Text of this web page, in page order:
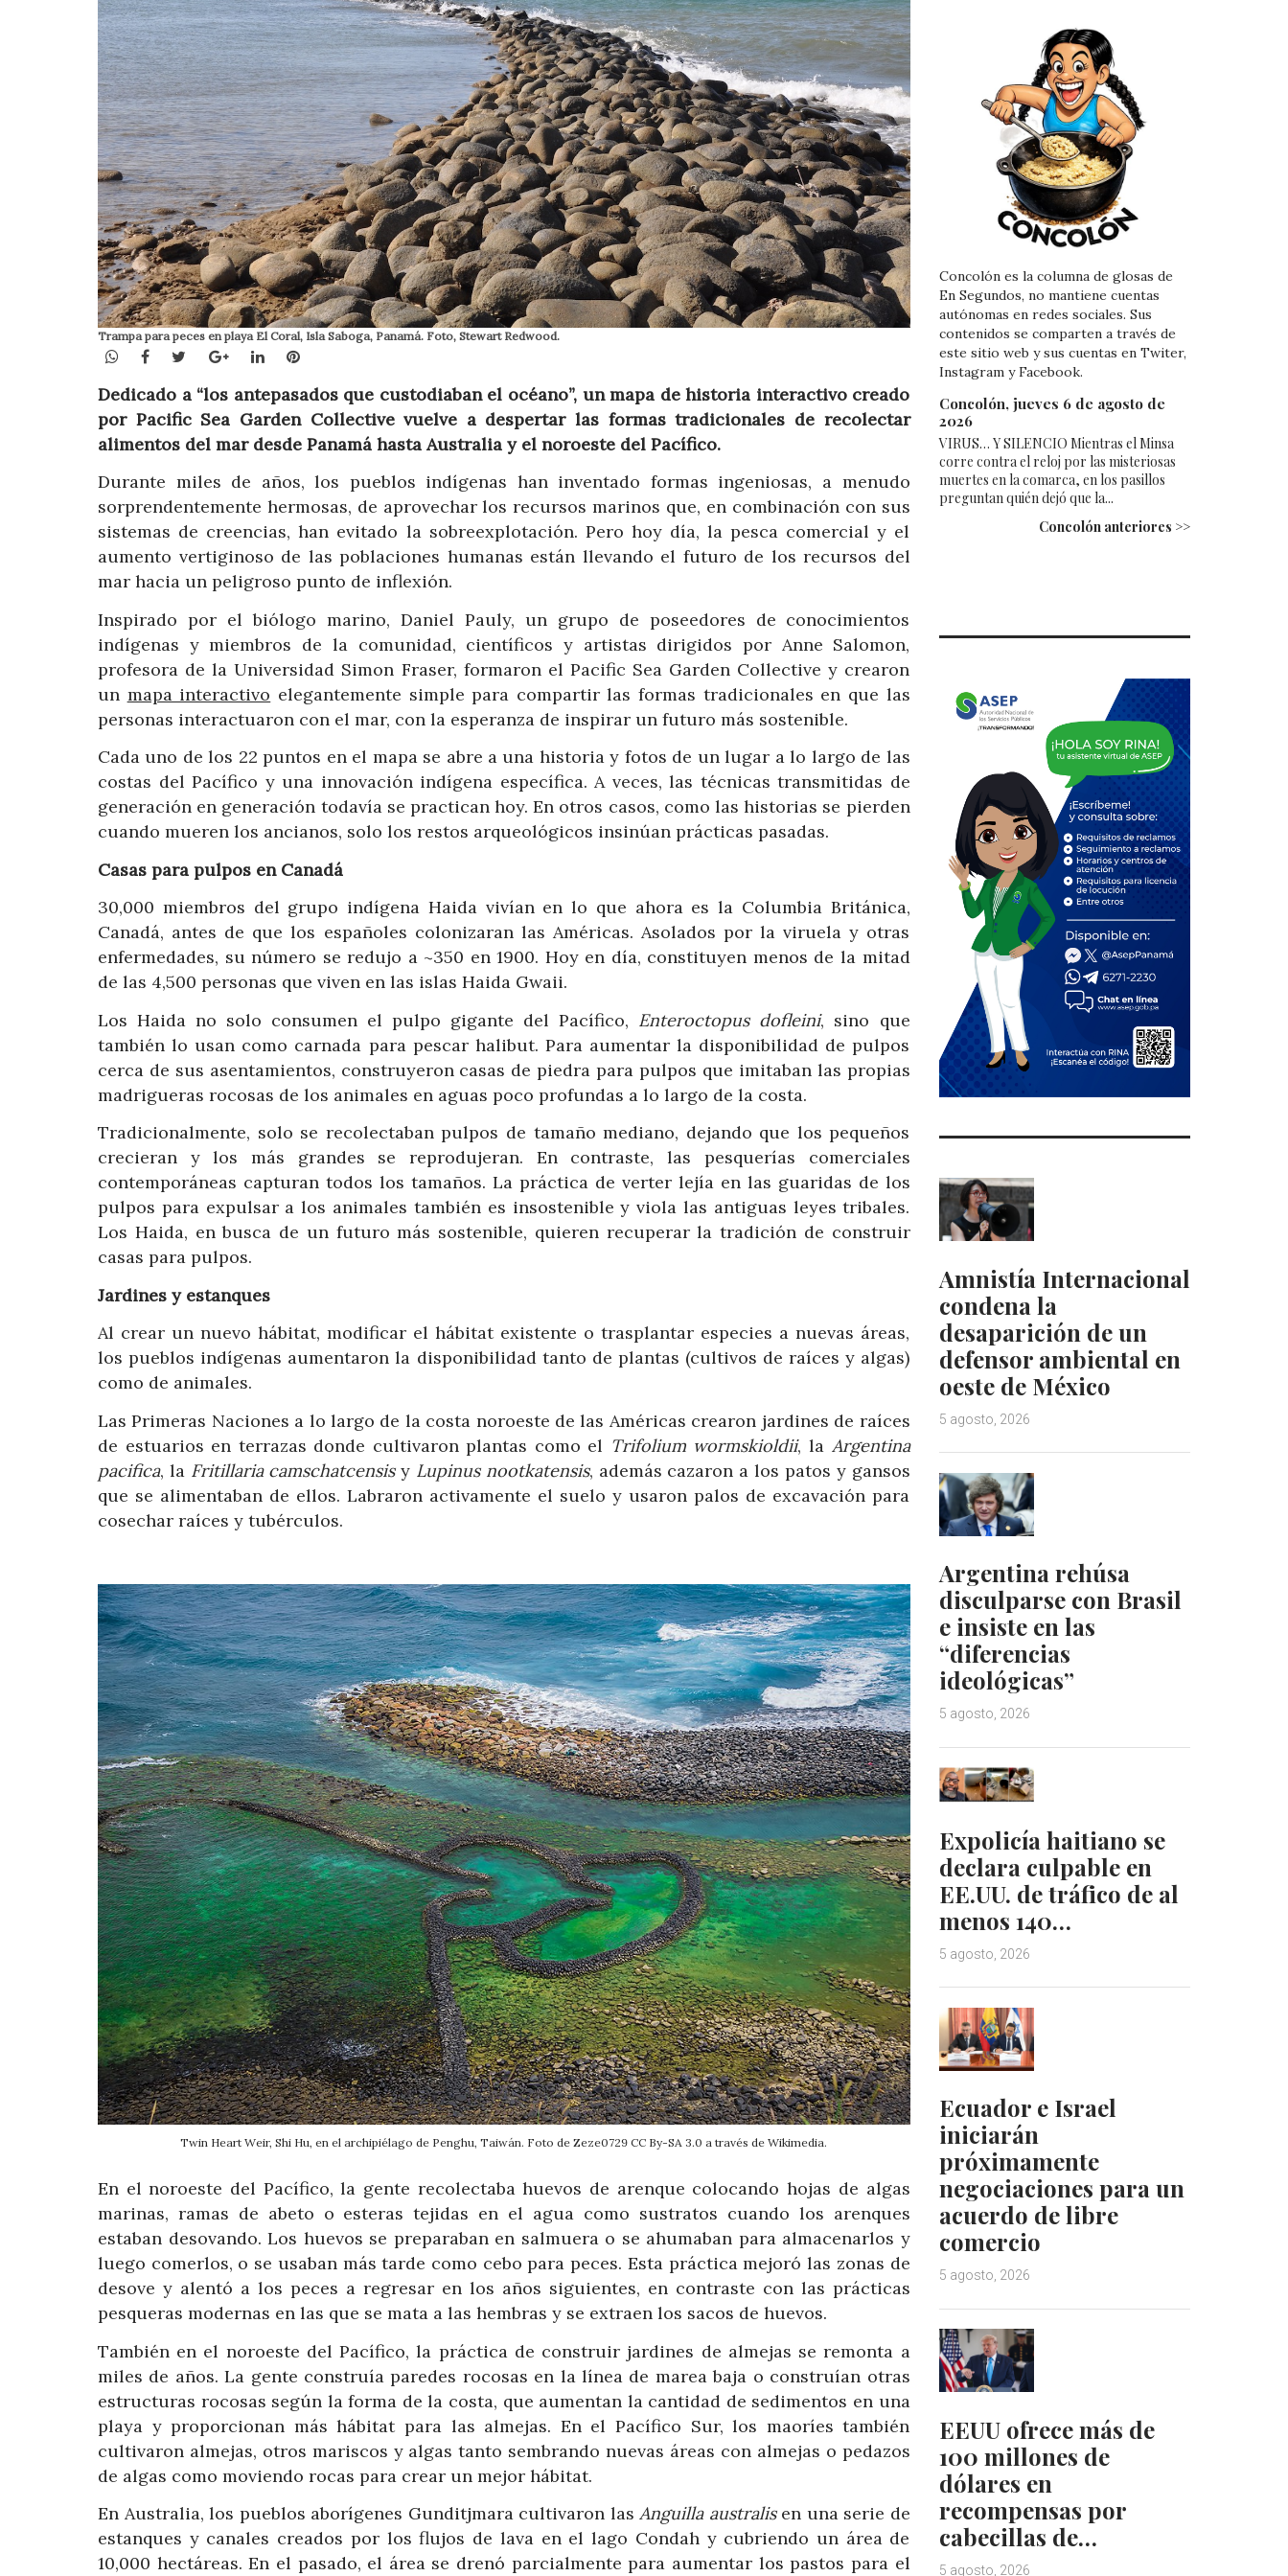
Trampa para peces en playa El Coral, Isla Saboga, Panamá. Foto, Stewart Redwood.
WhatsApp
Facebook
TwitterGoogle+LinkedInPinterest
Dedicado a “los antepasados ​​que custodiaban el océano”, un mapa de historia interactivo creado
por Pacific Sea Garden Collective vuelve a despertar las formas tradicionales de recolectar
alimentos del mar desde Panamá hasta Australia y el noroeste del Pacífico.
Durante miles de años, los pueblos indígenas han inventado formas ingeniosas, a menudo
sorprendentemente hermosas, de aprovechar los recursos marinos que, en combinación con sus
sistemas de creencias, han evitado la sobreexplotación. Pero hoy día, la pesca comercial y el
aumento vertiginoso de las poblaciones humanas están llevando el futuro de los recursos del
mar hacia un peligroso punto de inflexión.
Inspirado por el biólogo marino, Daniel Pauly, un grupo de poseedores de conocimientos
indígenas y miembros de la comunidad, científicos y artistas dirigidos por Anne Salomon,
profesora de la Universidad Simon Fraser, formaron el Pacific Sea Garden Collective y crearon
un mapa interactivo elegantemente simple para compartir las formas tradicionales en que las
personas interactuaron con el mar, con la esperanza de inspirar un futuro más sostenible.
Cada uno de los 22 puntos en el mapa se abre a una historia y fotos de un lugar a lo largo de las
costas del Pacífico y una innovación indígena específica. A veces, las técnicas transmitidas de
generación en generación todavía se practican hoy. En otros casos, como las historias se pierden
cuando mueren los ancianos, solo los restos arqueológicos insinúan prácticas pasadas.
Casas para pulpos en Canadá
30,000 miembros del grupo indígena Haida vivían en lo que ahora es la Columbia Británica,
Canadá, antes de que los españoles colonizaran las Américas. Asolados por la viruela y otras
enfermedades, su número se redujo a ~350 en 1900. Hoy en día, constituyen menos de la mitad
de las 4,500 personas que viven en las islas Haida Gwaii.
Los Haida no solo consumen el pulpo gigante del Pacífico, Enteroctopus dofleini, sino que
también lo usan como carnada para pescar halibut. Para aumentar la disponibilidad de pulpos
cerca de sus asentamientos, construyeron casas de piedra para pulpos que imitaban las propias
madrigueras rocosas de los animales en aguas poco profundas a lo largo de la costa.
Tradicionalmente, solo se recolectaban pulpos de tamaño mediano, dejando que los pequeños
crecieran y los más grandes se reprodujeran. En contraste, las pesquerías comerciales
contemporáneas capturan todos los tamaños. La práctica de verter lejía en las guaridas de los
pulpos para expulsar a los animales también es insostenible y viola las antiguas leyes tribales.
Los Haida, en busca de un futuro más sostenible, quieren recuperar la tradición de construir
casas para pulpos.
Jardines y estanques
Al crear un nuevo hábitat, modificar el hábitat existente o trasplantar especies a nuevas áreas,
los pueblos indígenas aumentaron la disponibilidad tanto de plantas (cultivos de raíces y algas)
como de animales.
Las Primeras Naciones a lo largo de la costa noroeste de las Américas crearon jardines de raíces
de estuarios en terrazas donde cultivaron plantas como el Trifolium wormskioldii, la Argentina
pacifica, la Fritillaria camschatcensisy Lupinus nootkatensis, además cazaron a los patos y gansos
que se alimentaban de ellos. Labraron activamente el suelo y usaron palos de excavación para
cosechar raíces y tubérculos.
Twin Heart Weir, Shi Hu, en el archipiélago de Penghu, Taiwán. Foto de Zeze0729 CC By-SA 3.0 a través de Wikimedia.
En el noroeste del Pacífico, la gente recolectaba huevos de arenque colocando hojas de algas
marinas, ramas de abeto o esteras tejidas en el agua como sustratos cuando los arenques
estaban desovando. Los huevos se preparaban en salmuera o se ahumaban para almacenarlos y
luego comerlos, o se usaban más tarde como cebo para peces. Esta práctica mejoró las zonas de
desove y alentó a los peces a regresar en los años siguientes, en contraste con las prácticas
pesqueras modernas en las que se mata a las hembras y se extraen los sacos de huevos.
También en el noroeste del Pacífico, la práctica de construir jardines de almejas se remonta a
miles de años. La gente construía paredes rocosas en la línea de marea baja o construían otras
estructuras rocosas según la forma de la costa, que aumentan la cantidad de sedimentos en una
playa y proporcionan más hábitat para las almejas. En el Pacífico Sur, los maoríes también
cultivaron almejas, otros mariscos y algas tanto sembrando nuevas áreas con almejas o pedazos
de algas como moviendo rocas para crear un mejor hábitat.
En Australia, los pueblos aborígenes Gunditjmara cultivaron las Anguilla australisen una serie de
estanques y canales creados por los flujos de lava en el lago Condah y cubriendo un área de
10,000 hectáreas. En el pasado, el área se drenó parcialmente para aumentar los pastos para el
Concolón es la columna de glosas de
En Segundos, no mantiene cuentas
autónomas en redes sociales. Sus
contenidos se comparten a través de
este sitio web y sus cuentas en Twiter,
Instagram y Facebook.
Concolón, jueves 6 de agosto de
2026
VIRUS… Y SILENCIO Mientras el Minsa
corre contra el reloj por las misteriosas
muertes en la comarca, en los pasillos
preguntan quién dejó que la...
Concolón anteriores >>
Amnistía Internacional
condena la
desaparición de un
defensor ambiental en
oeste de México
5 agosto, 2026
Argentina rehúsa
disculparse con Brasil
e insiste en las
“diferencias
ideológicas”
5 agosto, 2026
Expolicía haitiano se
declara culpable en
EE.UU. de tráfico de al
menos 140…
5 agosto, 2026
Ecuador e Israel
iniciarán
próximamente
negociaciones para un
acuerdo de libre
comercio
5 agosto, 2026
EEUU ofrece más de
100 millones de
dólares en
recompensas por
cabecillas de…
5 agosto, 2026